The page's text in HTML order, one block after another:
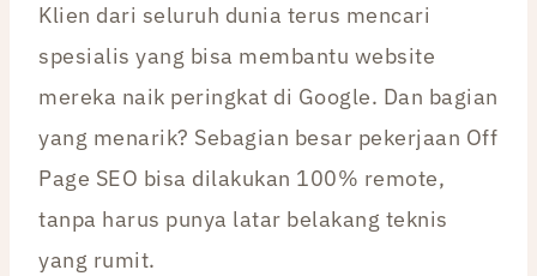
Klien dari seluruh dunia terus mencari
spesialis yang bisa membantu website
mereka naik peringkat di Google. Dan bagian
yang menarik? Sebagian besar pekerjaan Off
Page SEO bisa dilakukan 100% remote,
tanpa harus punya latar belakang teknis
yang rumit.